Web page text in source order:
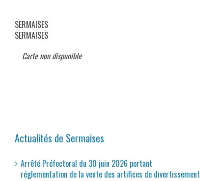
SERMAISES
SERMAISES
Carte non disponible
Actualités de Sermaises
Arrêté Préfectoral du 30 juin 2026 portant
réglementation de la vente des artifices de divertissement